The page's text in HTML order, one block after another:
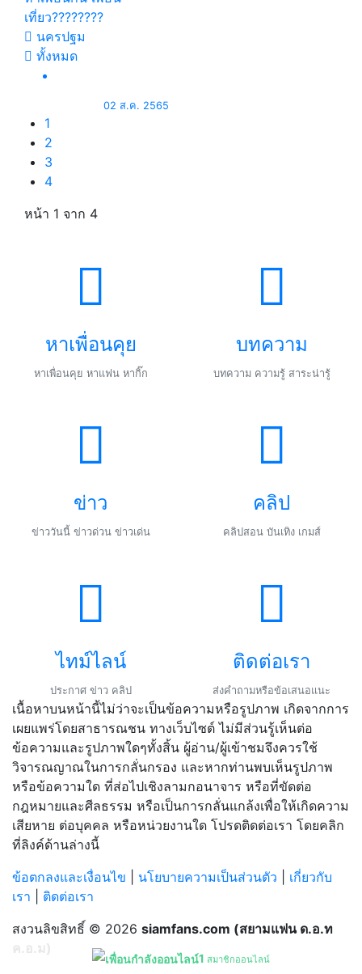
เที่ยว????????
นครปฐม
ทั้งหมด
02 ส.ค. 2565
1
2
3
4
หน้า 1 จาก 4
1 สมาชิกออนไลน์
หาเพื่อนคุย
หาเพื่อนคุย หาแฟน หากิ๊ก
บทความ
บทความ ความรู้ สาระน่ารู้
ข่าว
ข่าววันนี้ ข่าวด่วน ข่าวเด่น
คลิป
คลิปสอน บันเทิง เกมส์
ไทม์ไลน์
ประกาศ ข่าว คลิป
ติดต่อเรา
ส่งคำถามหรือข้อเสนอแนะ
เนื้อหาบนหน้านี้ไม่ว่าจะเป็นข้อความหรือรูปภาพ เกิดจากการ
เผยแพร่โดยสาธารณชน ทางเว็บไซต์ ไม่มีส่วนรู้เห็นต่อ
ข้อความและรูปภาพใดๆทั้งสิ้น ผู้อ่าน/ผู้เข้าชมจึงควรใช้
วิจารณญาณในการกลั่นกรอง และหากท่านพบเห็นรูปภาพ
หรือข้อความใด ที่ส่อไปเชิงลามกอนาจาร หรือที่ขัดต่อ
กฎหมายและศีลธรรม หรือเป็นการกลั่นแกล้งเพื่อให้เกิดความ
เสียหาย ต่อบุคคล หรือหน่วยงานใด โปรดติดต่อเรา โดยคลิก
ที่ลิงค์ด้านล่างนี้
ข้อตกลงและเงื่อนไข
นโยบายความเป็นส่วนตัว
เกี่ยวกับ
เรา
ติดต่อเรา
สงวนลิขสิทธิ์ © 2026 siamfans.com (สยามแฟน ด.อ.ท